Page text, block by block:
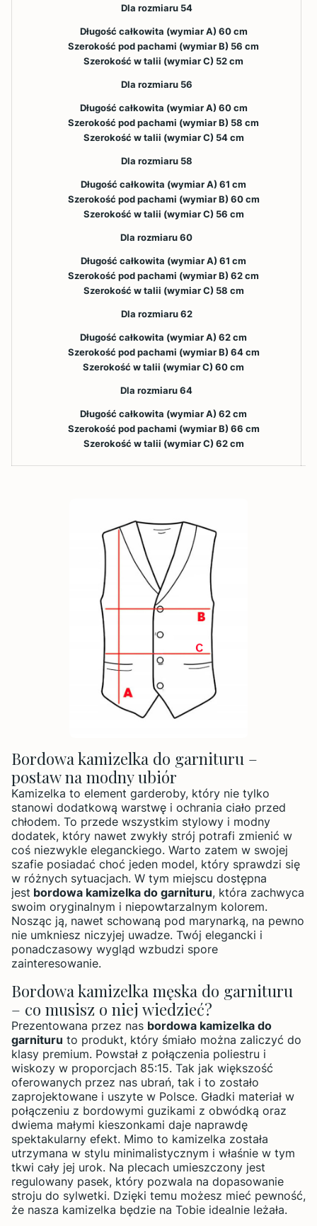
Dla rozmiaru 54
Długość całkowita (wymiar A) 60 cm
Szerokość pod pachami (wymiar B) 56 cm
Szerokość w talii (wymiar C) 52 cm
Dla rozmiaru 56
Długość całkowita (wymiar A) 60 cm
Szerokość pod pachami (wymiar B) 58 cm
Szerokość w talii (wymiar C) 54 cm
Dla rozmiaru 58
Długość całkowita (wymiar A) 61 cm
Szerokość pod pachami (wymiar B) 60 cm
Szerokość w talii (wymiar C) 56 cm
Dla rozmiaru 60
Długość całkowita (wymiar A) 61 cm
Szerokość pod pachami (wymiar B) 62 cm
Szerokość w talii (wymiar C) 58 cm
Dla rozmiaru 62
Długość całkowita (wymiar A) 62 cm
Szerokość pod pachami (wymiar B) 64 cm
Szerokość w talii (wymiar C) 60 cm
Dla rozmiaru 64
Długość całkowita (wymiar A) 62 cm
Szerokość pod pachami (wymiar B) 66 cm
Szerokość w talii (wymiar C) 62 cm
Bordowa kamizelka do garnituru –
postaw na modny ubiór
Kamizelka to element garderoby, który nie tylko
stanowi dodatkową warstwę i ochrania ciało przed
chłodem. To przede wszystkim stylowy i modny
dodatek, który nawet zwykły strój potrafi zmienić w
coś niezwykle eleganckiego. Warto zatem w swojej
szafie posiadać choć jeden model, który sprawdzi się
w różnych sytuacjach. W tym miejscu dostępna
jest bordowa kamizelka do garnituru, która zachwyca
swoim oryginalnym i niepowtarzalnym kolorem.
Nosząc ją, nawet schowaną pod marynarką, na pewno
nie umkniesz niczyjej uwadze. Twój elegancki i
ponadczasowy wygląd wzbudzi spore
zainteresowanie.
Bordowa kamizelka męska do garnituru
– co musisz o niej wiedzieć?
Prezentowana przez nas bordowa kamizelka do
garnituru to produkt, który śmiało można zaliczyć do
klasy premium. Powstał z połączenia poliestru i
wiskozy w proporcjach 85:15. Tak jak większość
oferowanych przez nas ubrań, tak i to zostało
zaprojektowane i uszyte w Polsce. Gładki materiał w
połączeniu z bordowymi guzikami z obwódką oraz
dwiema małymi kieszonkami daje naprawdę
spektakularny efekt. Mimo to kamizelka została
utrzymana w stylu minimalistycznym i właśnie w tym
tkwi cały jej urok. Na plecach umieszczony jest
regulowany pasek, który pozwala na dopasowanie
stroju do sylwetki. Dzięki temu możesz mieć pewność,
że nasza kamizelka będzie na Tobie idealnie leżała.